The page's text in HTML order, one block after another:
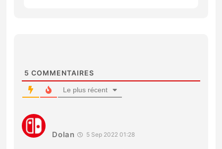
5 COMMENTAIRES
Le plus récent
Dolan 5 Sep 2022 01:28